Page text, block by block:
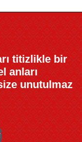
titizlikle bir
anları
unutulmaz